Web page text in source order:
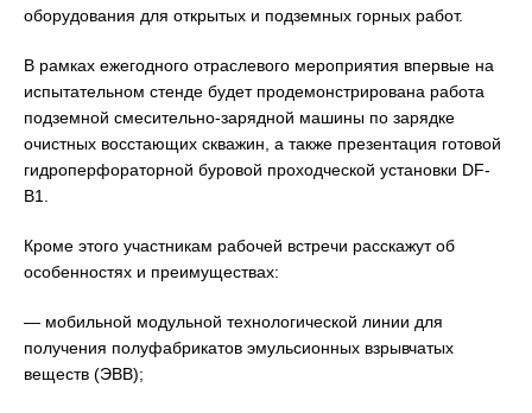
оборудования для открытых и подземных горных работ.
В рамках ежегодного отраслевого мероприятия впервые на
испытательном стенде будет продемонстрирована работа
подземной смесительно-зарядной машины по зарядке
очистных восстающих скважин, а также презентация готовой
гидроперфораторной буровой проходческой установки DF-
B1.
Кроме этого участникам рабочей встречи расскажут об
особенностях и преимуществах:
— мобильной модульной технологической линии для
получения полуфабрикатов эмульсионных взрывчатых
веществ (ЭВВ);